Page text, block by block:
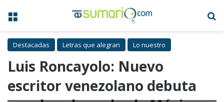
Menú
Destacadas Letras que alegran Lo nuestro
Luis Roncayolo: Nuevo
escritor venezolano debuta